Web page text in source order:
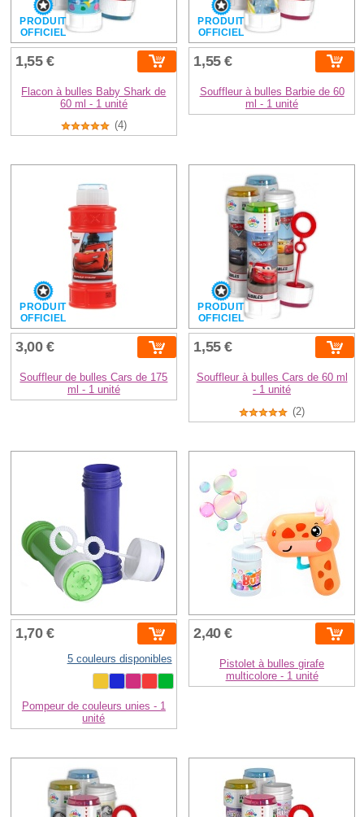
PRODUIT
OFFICIEL
1,55 €
Flacon à bulles Baby Shark de
60 ml - 1 unité
(4)
PRODUIT
OFFICIEL
1,55 €
Souffleur à bulles Barbie de 60
ml - 1 unité
PRODUIT
OFFICIEL
3,00 €
Souffleur de bulles Cars de 175
ml - 1 unité
PRODUIT
OFFICIEL
1,55 €
Souffleur à bulles Cars de 60 ml
- 1 unité
(2)
1,70 €
5 couleurs disponibles
Pompeur de couleurs unies - 1
unité
2,40 €
Pistolet à bulles girafe
multicolore - 1 unité